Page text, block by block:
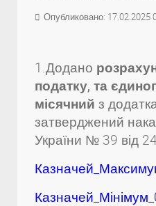
Опубликовано: 17.02.2025
1.Додано
податку, та
місячний з
затверджений
України № 39 від